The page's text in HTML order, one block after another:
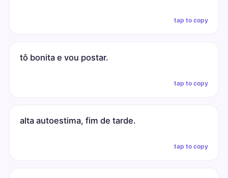
tap to copy
tô bonita e vou postar.
tap to copy
alta autoestima, fim de tarde.
tap to copy